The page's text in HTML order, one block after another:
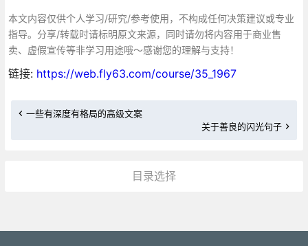
本文内容仅供个人学习/研究/参考使用，不构成任何决策建议或专业
指导。分享/转载时请标明原文来源，同时请勿将内容用于商业售
卖、虚假宣传等非学习用途哦～感谢您的理解与支持！
链接: https://web.fly63.com/course/35_1967
一些有深度有格局的高级文案
关于善良的闪光句子
目录选择